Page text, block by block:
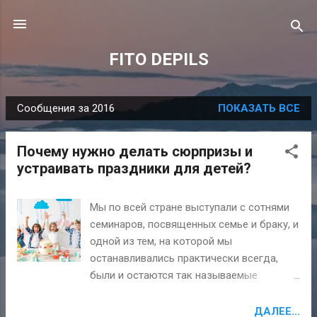
FITO DEPILS
С
о
Сообщения за 2016 ПОКАЗАТЬ ВСЕ
Почему нужно делать сюрпризы и
устраивать праздники для детей?
Мы по всей стране выступали с сотнями
семинаров, посвященных семье и браку, и
одной из тем, на которой мы
останавливались практически всегда,
были и остаются так называемые
ДАЛЕЕ...